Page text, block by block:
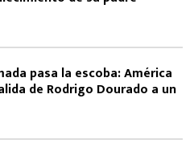
pasa la escoba: América
de Rodrigo Dourado a un